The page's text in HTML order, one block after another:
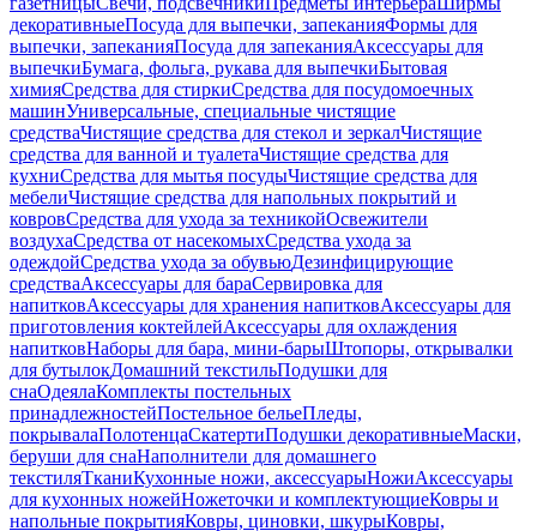
декоративныеПосуда для выпечки, запеканияФормы для
выпечки, запеканияПосуда для запеканияАксессуары для
выпечкиБумага, фольга, рукава для выпечкиБытовая
химияСредства для стиркиСредства для посудомоечных
машинУниверсальные, специальные чистящие
средстваЧистящие средства для стекол и зеркалЧистящие
средства для ванной и туалетаЧистящие средства для
кухниСредства для мытья посудыЧистящие средства для
мебелиЧистящие средства для напольных покрытий и
ковровСредства для ухода за техникойОсвежители
воздухаСредства от насекомыхСредства ухода за
одеждойСредства ухода за обувьюДезинфицирующие
средстваАксессуары для бараСервировка для
напитковАксессуары для хранения напитковАксессуары для
приготовления коктейлейАксессуары для охлаждения
напитковНаборы для бара, мини-барыШтопоры, открывалки
для бутылокДомашний текстильПодушки для
снаОдеялаКомплекты постельных
принадлежностейПостельное бельеПледы,
покрывалаПолотенцаСкатертиПодушки декоративныеМаски,
беруши для снаНаполнители для домашнего
текстиляТканиКухонные ножи, аксессуарыНожиАксессуары
для кухонных ножейНожеточки и комплектующиеКовры и
напольные покрытияКовры, циновки, шкурыКовры,